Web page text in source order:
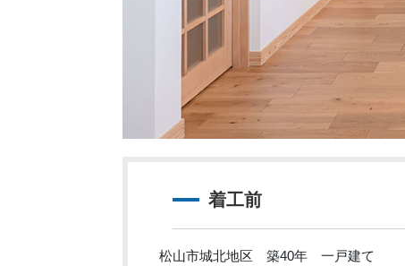
着工前
松山市城北地区 築40年 一戸建て